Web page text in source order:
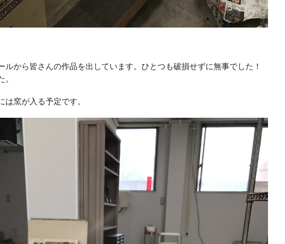
ルから皆さんの作品を出しています。ひとつも破損せずに無事でした！
。
は窯が入る予定です。